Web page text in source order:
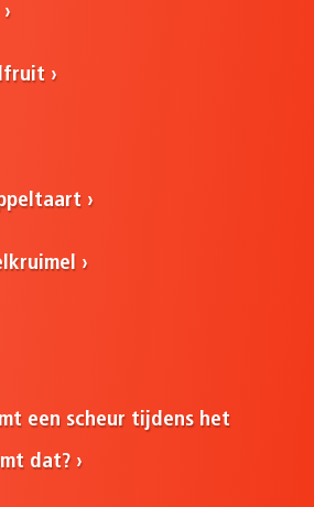
een scheur tijdens het
dat?